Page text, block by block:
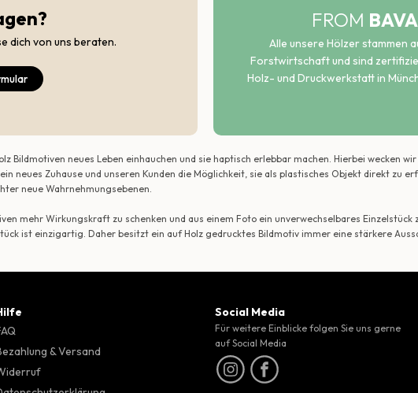
dich von uns beraten.
FROM
Alle unsere Hölzer stammen
Forstwirtschaft und sind
Holz- und Druckwerkstatt in
Bildmotiven neues Leben einhauchen und sie haptisch erlebbar machen. Hierbei wecken
neues Zuhause und unseren Kunden die Möglichkeit, sie als plastisches Objekt direkt zu
neue Wahrnehmungsebenen.
mehr Wirkungskraft zu schenken und aus einem Foto ein unverwechselbares Einzelstück
ist einzigartig. Daher besitzt ein auf Holz gedrucktes Bildmotiv immer eine stärkere
& Versand
Social Media
Für weitere Einblicke folgen Sie uns gerne
auf Social Media